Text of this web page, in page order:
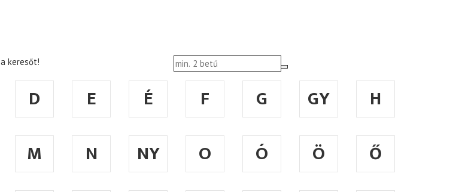
keresőt!
D E É F G GY
H
M N NY O Ó Ö
Ő